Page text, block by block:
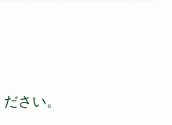
さい。